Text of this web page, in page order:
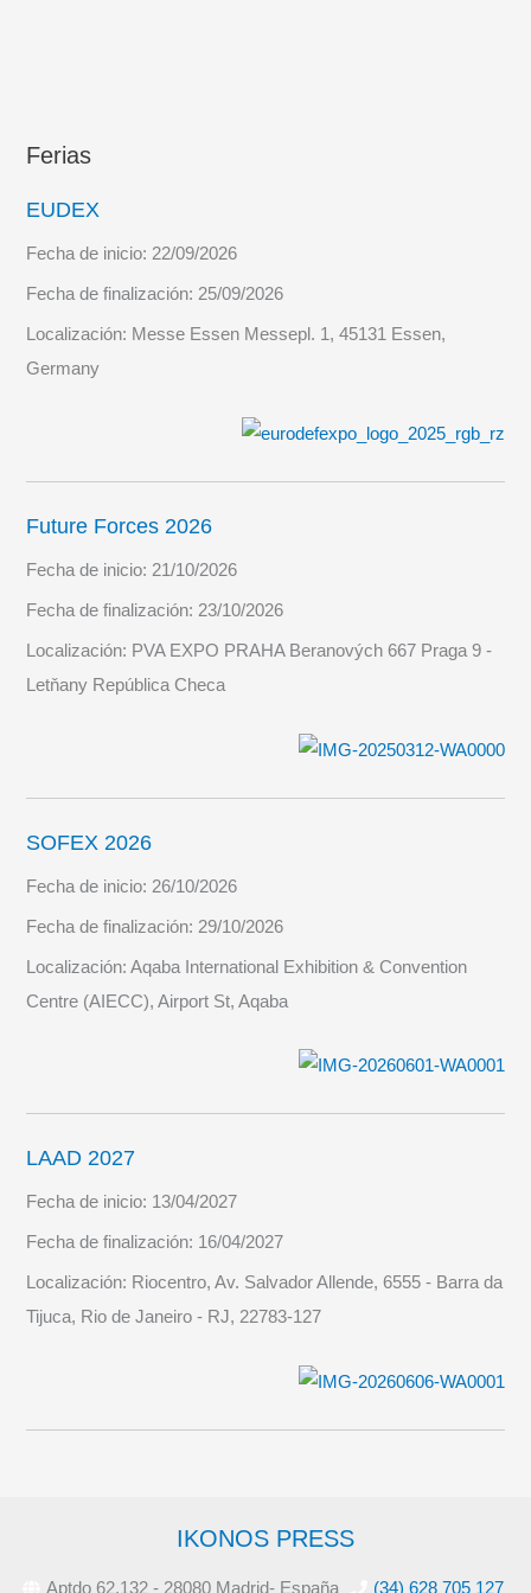
Ferias
EUDEX
Fecha de inicio:22/09/2026
Fecha de finalización:25/09/2026
Localización: Messe Essen Messepl. 1, 45131 Essen,
Germany
Future Forces 2026
Fecha de inicio: 21/10/2026
Fecha de finalización: 23/10/2026
Localización: PVA EXPO PRAHA Beranových 667 Praga 9 -
Letňany República Checa
SOFEX 2026
Fecha de inicio: 26/10/2026
Fecha de finalización: 29/10/2026
Localización:Aqaba International Exhibition & Convention
Centre (AIECC), Airport St, Aqaba
LAAD 2027
Fecha de inicio: 13/04/2027
Fecha de finalización: 16/04/2027
Localización: Riocentro, Av. Salvador Allende, 6555 - Barra da
Tijuca, Rio de Janeiro - RJ, 22783-127
IKONOS PRESS
Aptdo 62.132 - 28080 Madrid- España (34) 628 705 127